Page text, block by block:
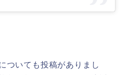
ついても投稿がありまし